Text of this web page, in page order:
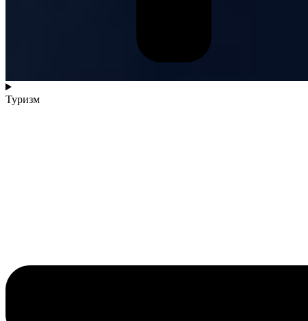
Туризм